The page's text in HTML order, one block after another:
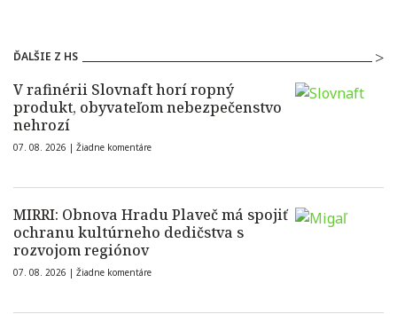
ĎALŠIE Z HS
V rafinérii Slovnaft horí ropný
produkt, obyvateľom nebezpečenstvo
nehrozí
07. 08. 2026 | Žiadne komentáre
MIRRI: Obnova Hradu Plaveč má spojiť
ochranu kultúrneho dedičstva s
rozvojom regiónov
07. 08. 2026 | Žiadne komentáre